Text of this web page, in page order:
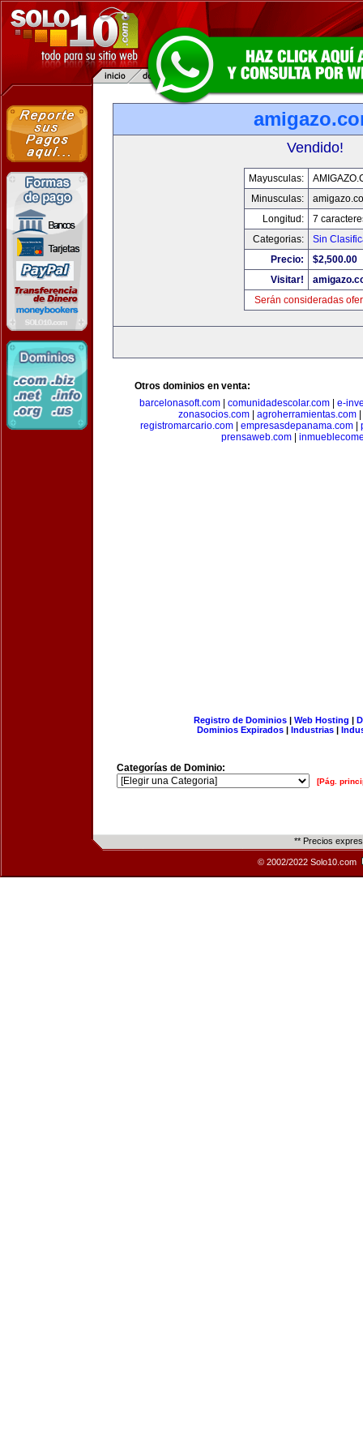
Vendido!
Mayusculas:
Minusculas:
Longitud:
7
Categorias:
Sin
Precio:
$2,500.00
Visitar!
Serán consideradas
Otros dominios en venta:
barcelonasoft.com
comunidadescolar.com
e-
zonasocios.com
agroherramientas.com
registromarcario.com| empresasdepanama.com|
prensaweb.com
Registro de Dominios| Web Hosting |
Dominios Expirados | Industrias |
Categorías de Dominio:
[Pág.
** Precios
© 2002/2022 Solo10.com